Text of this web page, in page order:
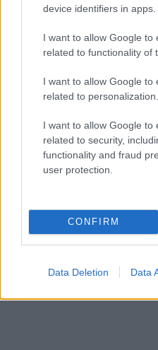
device identifiers in apps.
I want to allow Google to
related to functionality of
I want to allow Google to
related to personalization.
I want to allow Google to
related to security,
functionality and fraud
user protection.
CONFIRM
Data Deletion Data
Óriási meglepetés